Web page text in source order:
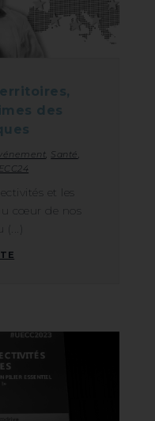
des
Santé
et les
cœur de nos